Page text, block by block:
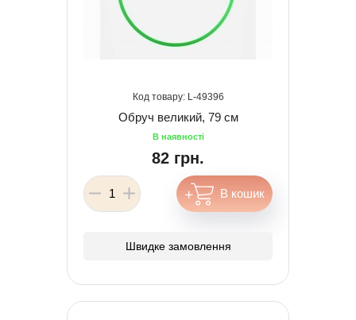
49396
Обруч великий, 79 см
82 грн.
Швидке замовлення